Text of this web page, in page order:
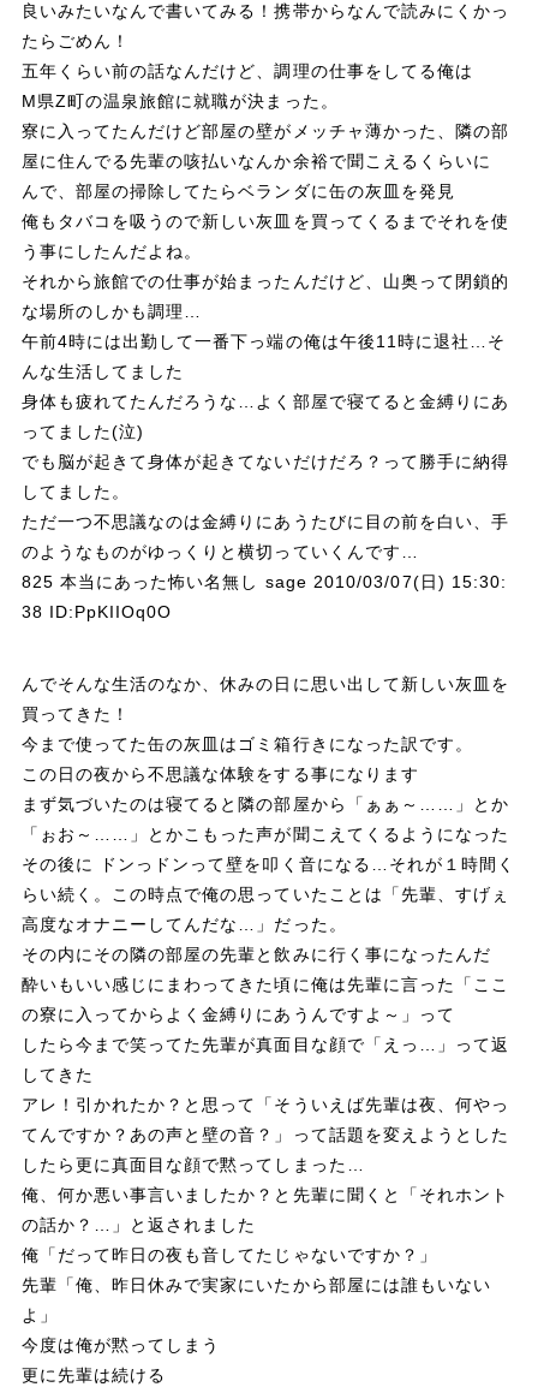
e
r
b
o
o
k
e
n
a
良いみたいなんで書いてみる！携帯からなんで読みにくかっ
たらごめん！
五年くらい前の話なんだけど、調理の仕事をしてる俺は
M県Z町の温泉旅館に就職が決まった。
寮に入ってたんだけど部屋の壁がメッチャ薄かった、隣の部
屋に住んでる先輩の咳払いなんか余裕で聞こえるくらいに
んで、部屋の掃除してたらベランダに缶の灰皿を発見
俺もタバコを吸うので新しい灰皿を買ってくるまでそれを使
う事にしたんだよね。
それから旅館での仕事が始まったんだけど、山奥って閉鎖的
な場所のしかも調理…
午前4時には出勤して一番下っ端の俺は午後11時に退社…そ
んな生活してました
身体も疲れてたんだろうな…よく部屋で寝てると金縛りにあ
ってました(泣)
でも脳が起きて身体が起きてないだけだろ？って勝手に納得
してました。
ただ一つ不思議なのは金縛りにあうたびに目の前を白い、手
のようなものがゆっくりと横切っていくんです…
825 本当にあった怖い名無し sage 2010/03/07(日) 15:30:
38 ID:PpKIIOq0O
んでそんな生活のなか、休みの日に思い出して新しい灰皿を
買ってきた！
今まで使ってた缶の灰皿はゴミ箱行きになった訳です。
この日の夜から不思議な体験をする事になります
まず気づいたのは寝てると隣の部屋から「ぁぁ～……」とか
「ぉお～……」とかこもった声が聞こえてくるようになった
その後に ドンっドンって壁を叩く音になる…それが１時間く
らい続く。この時点で俺の思っていたことは「先輩、すげぇ
高度なオナニーしてんだな…」だった。
その内にその隣の部屋の先輩と飲みに行く事になったんだ
酔いもいい感じにまわってきた頃に俺は先輩に言った「ここ
の寮に入ってからよく金縛りにあうんですよ～」って
したら今まで笑ってた先輩が真面目な顔で「えっ…」って返
してきた
アレ！引かれたか？と思って「そういえば先輩は夜、何やっ
てんですか？あの声と壁の音？」って話題を変えようとした
したら更に真面目な顔で黙ってしまった…
俺、何か悪い事言いましたか？と先輩に聞くと「それホント
の話か？…」と返されました
俺「だって昨日の夜も音してたじゃないですか？」
先輩「俺、昨日休みで実家にいたから部屋には誰もいない
よ」
今度は俺が黙ってしまう
更に先輩は続ける